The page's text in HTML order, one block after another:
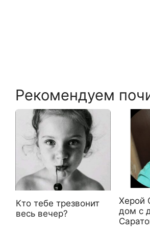
Рекомендуем
Кто тебе трезвонит
весь вечер?
Херой
дом с